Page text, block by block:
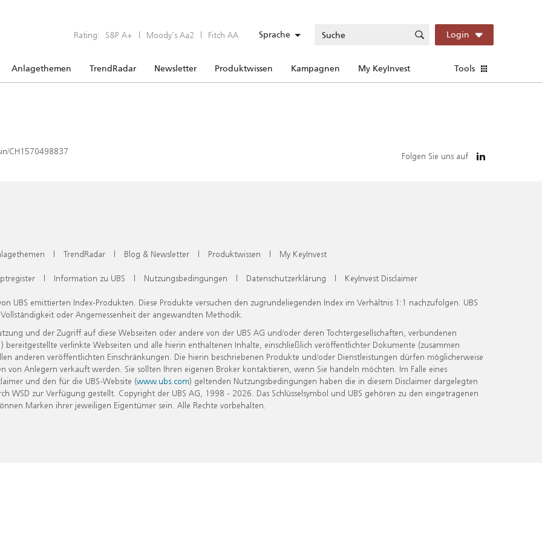
Rating: S&P A+ | Moody’s Aa2 | Fitch AA Sprache Login
Anlagethemen TrendRadar Newsletter Produktwissen Kampagnen My KeyInvest Tools
CH1570498837 Folgen Sie uns auf
| TrendRadar | Blog & Newsletter | Produktwissen | My KeyInvest
| Information zu UBS | Nutzungsbedingungen | Datenschutzerklärung | KeyInvest Disclaimer
UBS emittierten Index-Produkten. Diese Produkte versuchen den zugrundeliegenden Index im Verhältnis 1:1 nachzufolgen. UBS
oder Angemessenheit der angewandten Methodik.
und der Zugriff auf diese Webseiten oder andere von der UBS AG und/oder deren Tochtergesellschaften, verbundenen
verlinkte Webseiten und alle hierin enthaltenen Inhalte, einschließlich veröffentlichter Dokumente (zusammen
anderen veröffentlichten Einschränkungen. Die hierin beschriebenen Produkte und/oder Dienstleistungen dürfen möglicherweise
Anlegern verkauft werden. Sie sollten Ihren eigenen Broker kontaktieren, wenn Sie handeln möchten. Im Falle eines
und den für die UBS-Website (www.ubs.com) geltenden Nutzungsbedingungen haben die in diesem Disclaimer dargelegten
zur Verfügung gestellt. Copyright der UBS AG, 1998 - 2026. Das Schlüsselsymbol und UBS gehören zu den eingetragenen
Marken ihrer jeweiligen Eigentümer sein. Alle Rechte vorbehalten.